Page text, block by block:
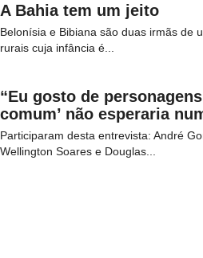
A Bahia tem um jeito
Belonísia e Bibiana são duas irmãs de
rurais cuja infância é...
“Eu gosto de
comum’ não esperaria
Participaram desta entrevista: André
Wellington Soares e Douglas...